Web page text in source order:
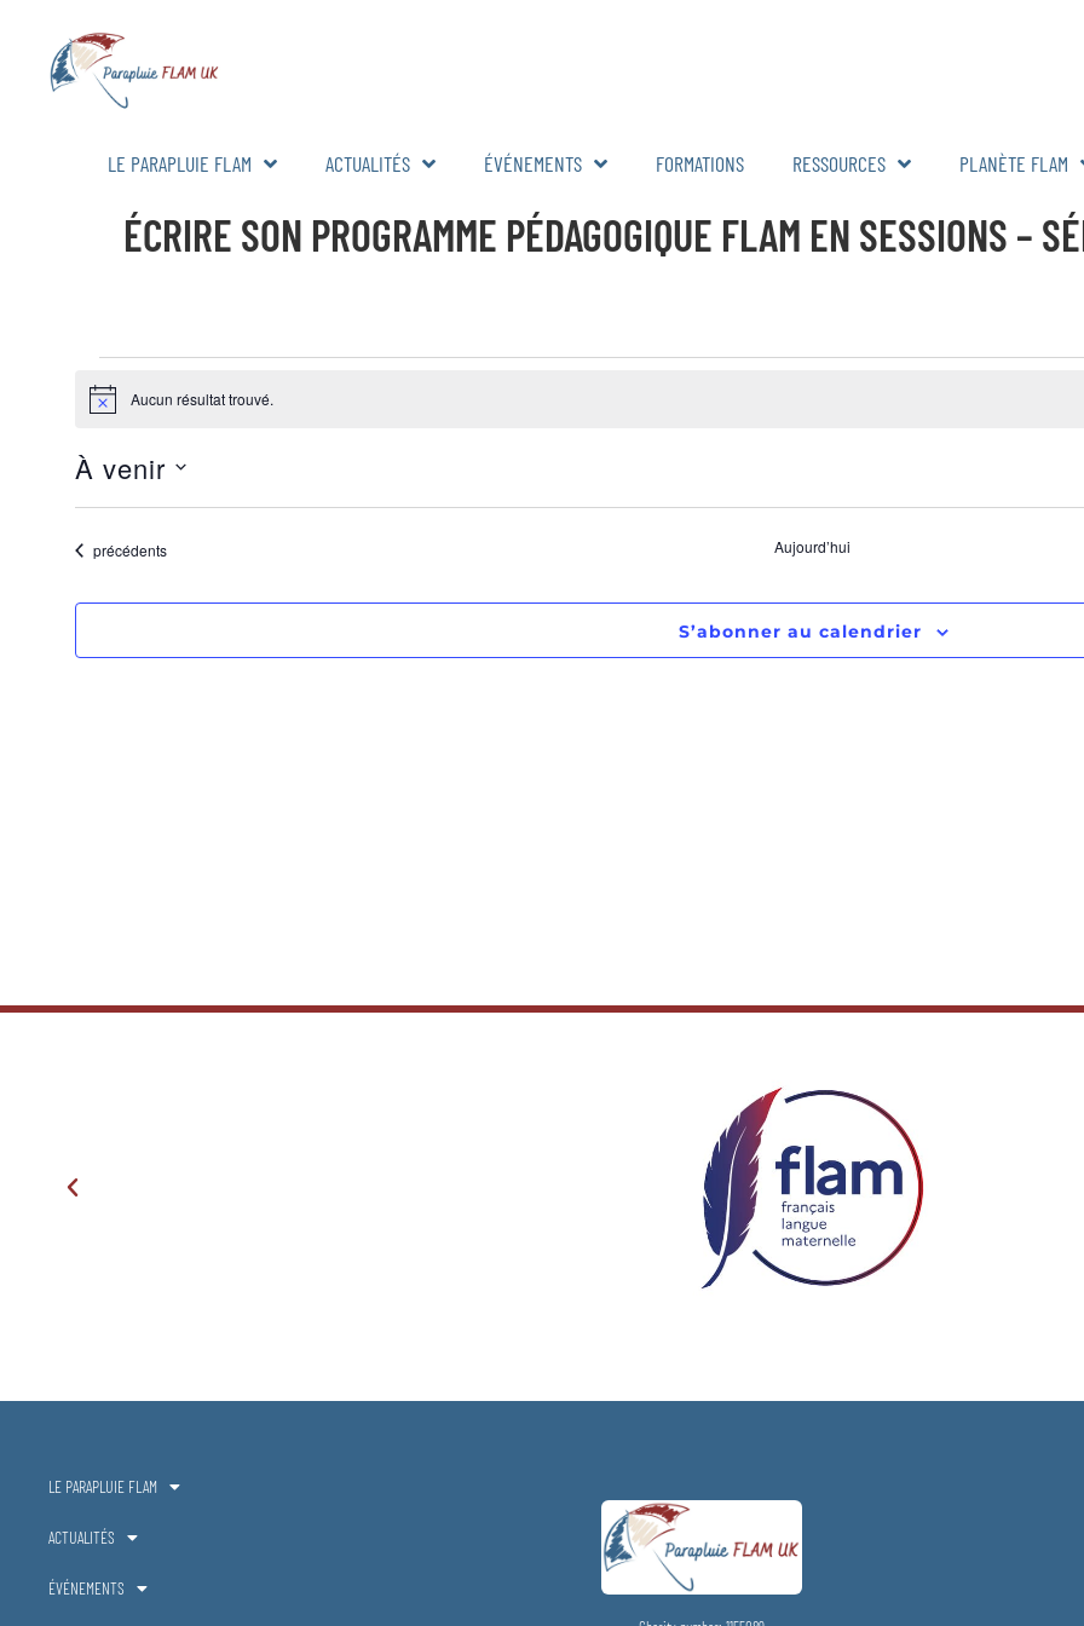
LE PARAPLUIE FLAM ACTUALITÉS ÉVÉNEMENTS FORMATIONS RESSOURCES PLANÈTE FLAM
ÉCRIRE SON PROGRAMME PÉDAGOGIQUE FLAM EN SESSIONS –
Notice Aucun résultat trouvé.
À venir
la
Évènements
précédents Aujourd’hui
S’abonner au calendrier
LE PARAPLUIE FLAM
ACTUALITÉS
ÉVÉNEMENTS